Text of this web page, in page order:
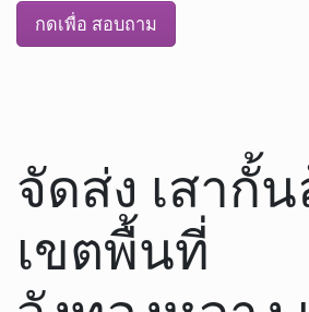
กดเพื่อ สอบถาม
จัดส่ง เสากั้
เขตพื้นที่